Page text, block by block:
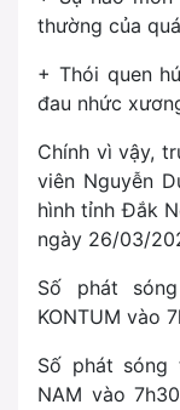
thường của
+ Thói quen
đau nhức
Chính vì vậy,
viên Nguyễn
hình tỉnh Đắk
ngày 26/03/
Số phát
KONTUM vào
Số phát sóng
NAM vào